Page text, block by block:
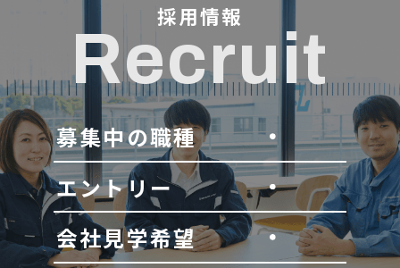
採用情報
Recruit
募集中の職種
エントリー
会社見学希望